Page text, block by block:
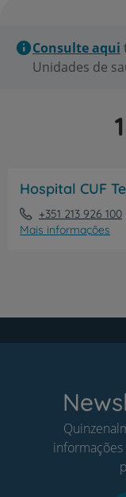
Consulte aqui
Unidades de
1
Hospital CUF
+351 213 926 100
Mais informações